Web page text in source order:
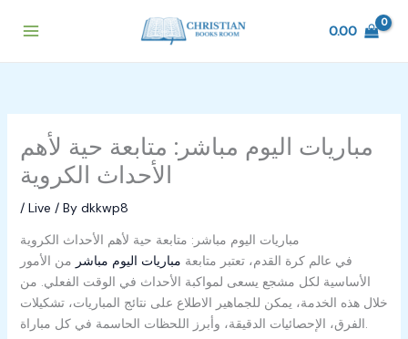
0.00
مباريات اليوم مباشر: متابعة حية لأهم
الأحداث الكروية
/ Live / By dkkwp8
مباريات اليوم مباشر: متابعة حية لأهم الأحداث الكروية
في عالم كرة القدم، تعتبر متابعة مباريات اليوم مباشر من الأمور
الأساسية لكل مشجع يسعى لمواكبة الأحداث في الوقت الفعلي. من
خلال هذه الخدمة، يمكن للجماهير الاطلاع على نتائج المباريات، تشكيلات
الفرق، الإحصائيات الدقيقة، وأبرز اللحظات الحاسمة في كل مباراة.